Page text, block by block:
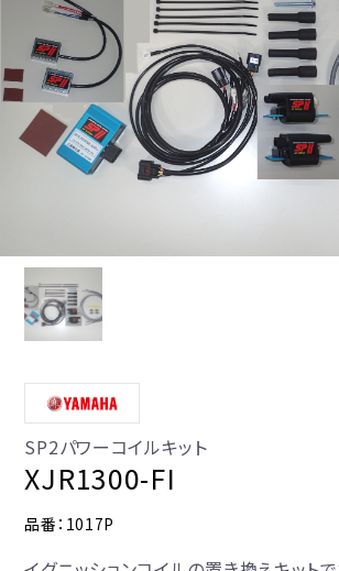
SP2パワーコイルキット
XJR1300-FI
品番：1017P